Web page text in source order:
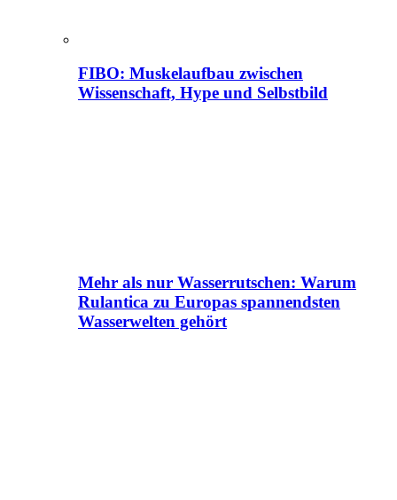
FIBO: Muskelaufbau zwischen
Wissenschaft, Hype und Selbstbild
Mehr als nur Wasserrutschen: Warum
Rulantica zu Europas spannendsten
Wasserwelten gehört